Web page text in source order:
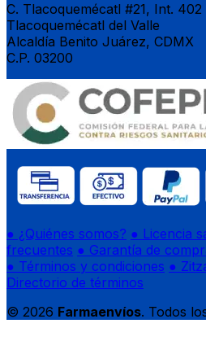
C. Tlacoquemécatl #21, Int. 402
Tlacoquemécatl del Valle
Alcaldía Benito Juárez, CDMX
C.P. 03200
● ¿Quiénes somos? ● Licencia
frecuentes ● Garantía de
● Términos y condiciones ●
Directorio de términos
© 2026 Farmaenvíos. Todos